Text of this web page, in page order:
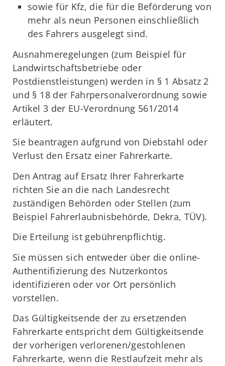
sowie für Kfz, die für die Beförderung von
mehr als neun Personen einschließlich
des Fahrers ausgelegt sind.
Ausnahmeregelungen (zum Beispiel für
Landwirtschaftsbetriebe oder
Postdienstleistungen) werden in § 1 Absatz 2
und § 18 der Fahrpersonalverordnung sowie
Artikel 3 der EU-Verordnung 561/2014
erläutert.
Sie beantragen aufgrund von Diebstahl oder
Verlust den Ersatz einer Fahrerkarte.
Den Antrag auf Ersatz Ihrer Fahrerkarte
richten Sie an die nach Landesrecht
zuständigen Behörden oder Stellen (zum
Beispiel Fahrerlaubnisbehörde, Dekra, TÜV).
Die Erteilung ist gebührenpflichtig.
Sie müssen sich entweder über die online-
Authentifizierung des Nutzerkontos
identifizieren oder vor Ort persönlich
vorstellen.
Das Gültigkeitsende der zu ersetzenden
Fahrerkarte entspricht dem Gültigkeitsende
der vorherigen verlorenen/gestohlenen
Fahrerkarte, wenn die Restlaufzeit mehr als